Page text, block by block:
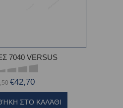
7040 VERSUS
€42,70